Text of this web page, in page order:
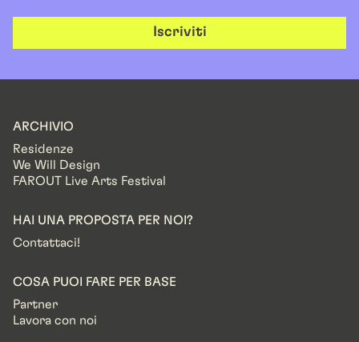
Iscriviti
ARCHIVIO
Residenze
We Will Design
FAROUT Live Arts Festival
HAI UNA PROPOSTA PER NOI?
Contattaci!
COSA PUOI FARE PER BASE
Partner
Lavora con noi